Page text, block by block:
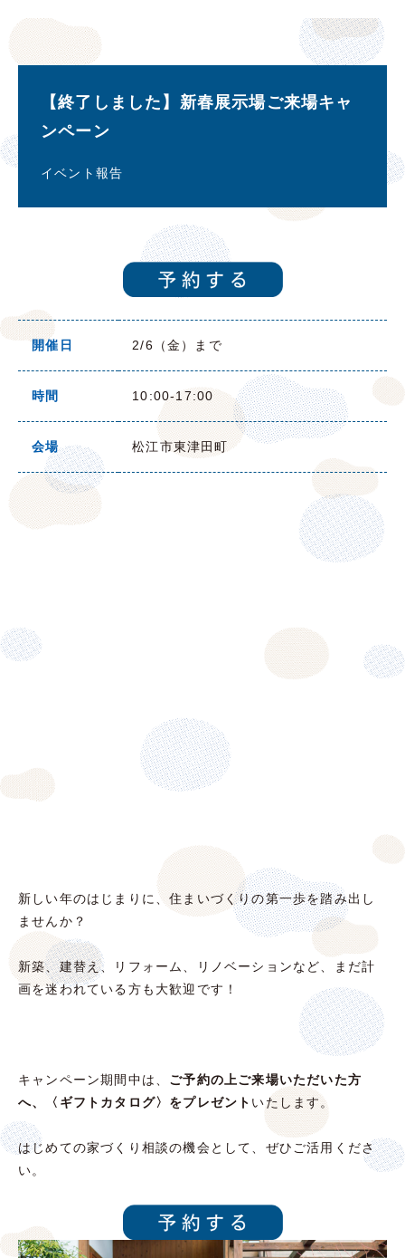
【終了しました】新春展示場ご来場キャ
ンペーン
イベント報告
開催日 2/6（金）まで
時間 10:00-17:00
会場 松江市東津田町
新しい年のはじまりに、住まいづくりの第一歩を踏み出し
ませんか？
新築、建替え、リフォーム、リノベーションなど、まだ計
画を迷われている方も大歓迎です！
キャンペーン期間中は、 ご予約の上ご来場いただいた方
へ、〈ギフトカタログ〉をプレゼント いたします。
はじめての家づくり相談の機会として、ぜひご活用くださ
い。